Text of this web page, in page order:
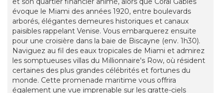
évoque le Miami des années 1920, entre boulevards
arborés, élégantes demeures historiques et canaux
paisibles rappelant Venise. Vous embarquerez ensuite
pour une croisière dans la baie de Biscayne (env. 1h30).
Naviguez au fil des eaux tropicales de Miami et admirez
les somptueuses villas du Millionnaire's Row, où résident
certaines des plus grandes célébrités et fortunes du
monde. Cette promenade maritime vous offrira
également une vue imprenable sur les gratte-ciels